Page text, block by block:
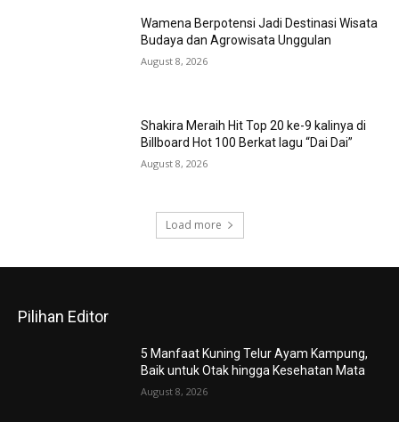
Wamena Berpotensi Jadi Destinasi Wisata
Budaya dan Agrowisata Unggulan
August 8, 2026
Shakira Meraih Hit Top 20 ke-9 kalinya di
Billboard Hot 100 Berkat lagu “Dai Dai”
August 8, 2026
Load more
Pilihan Editor
5 Manfaat Kuning Telur Ayam Kampung,
Baik untuk Otak hingga Kesehatan Mata
August 8, 2026